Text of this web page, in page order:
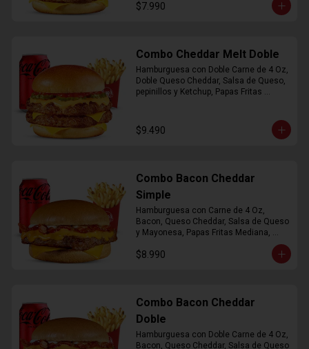
$7.990
Combo Cheddar Melt Doble
Hamburguesa con Doble Carne de 4 Oz,
Doble Queso Cheddar, Salsa de Queso,
pepinillos y Ketchup, Papas Fritas
$9.490
Combo Bacon Cheddar
Simple
Hamburguesa con Carne de 4 Oz,
Bacon, Queso Cheddar, Salsa de Queso
y Mayonesa, Papas Fritas Mediana,
$8.990
Combo Bacon Cheddar
Doble
Hamburguesa con Doble Carne de 4 Oz,
Bacon, Queso Cheddar, Salsa de Queso